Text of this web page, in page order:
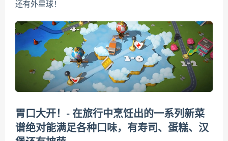
还有外星球！
胃口大开！- 在旅行中烹饪出的一系列新菜
谱绝对能满足各种口味，有寿司、蛋糕、汉